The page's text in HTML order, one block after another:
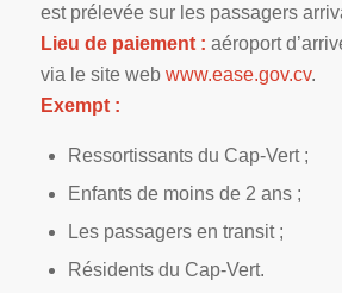
est prélevée sur les passagers
Lieu de paiement : aéroport
via le site web www.ease.gov.cv.
Exempt :
Ressortissants du Cap-Vert ;
Enfants de moins de 2 ans ;
Les passagers en transit ;
Résidents du Cap-Vert.